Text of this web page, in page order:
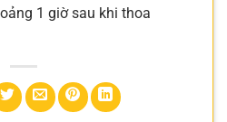
1 giờ sau khi thoa